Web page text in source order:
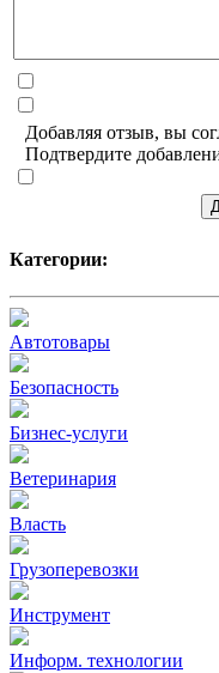
Добавляя отзыв, вы
Подтвердите
Категории:
Автотовары
Безопасность
Бизнес-услуги
Ветеринария
Власть
Грузоперевозки
Инструмент
Информ. технологии